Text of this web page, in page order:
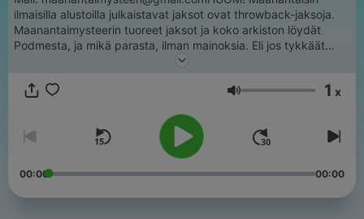
ilmaisilla alustoilla julkaistavat jaksot ovat throwback-jaksoja.
Maanantaimysteerin tuoreet jaksot ja koko arkiston löydät
Podmesta, ja mikä parasta, ilman mainoksia. Eli jos tykkäät
kuulemastasi ja haluat lisää, sitä löytyy yllin kyllin osoitteesta
Volym 1 x
00:00 00:00